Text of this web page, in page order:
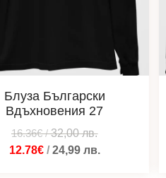
Блуза Български
Вдъхновения 27
16.36€/32,00лв.
12.78€/ 24,99 лв.